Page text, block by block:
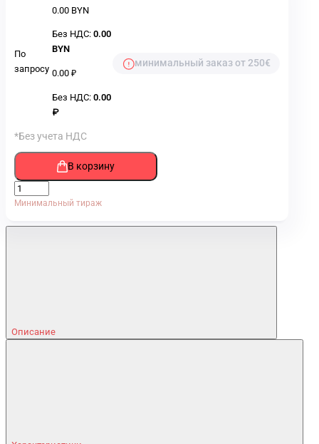
По
запросу
0.00 BYN
Без НДС: 0.00
BYN
0.00 ₽
Без НДС: 0.00
₽
минимальный заказ от 250€
*Без учета НДС
В корзину
Минимальный тираж
Описание